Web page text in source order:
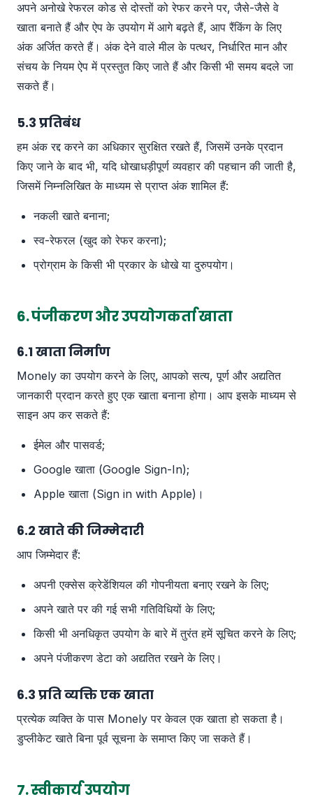
अपने अनोखे रेफरल कोड से दोस्तों को रेफर करने पर, जैसे-जैसे वे
खाता बनाते हैं और ऐप के उपयोग में आगे बढ़ते हैं, आप रैंकिंग के लिए
अंक अर्जित करते हैं। अंक देने वाले मील के पत्थर, निर्धारित मान और
संचय के नियम ऐप में प्रस्तुत किए जाते हैं और किसी भी समय बदले जा
सकते हैं।
5.3 प्रतिबंध
हम अंक रद्द करने का अधिकार सुरक्षित रखते हैं, जिसमें उनके प्रदान
किए जाने के बाद भी, यदि धोखाधड़ीपूर्ण व्यवहार की पहचान की जाती है,
जिसमें निम्नलिखित के माध्यम से प्राप्त अंक शामिल हैं:
नकली खाते बनाना;
स्व-रेफरल (खुद को रेफर करना);
प्रोग्राम के किसी भी प्रकार के धोखे या दुरुपयोग।
6. पंजीकरण और उपयोगकर्ता खाता
6.1 खाता निर्माण
Monely का उपयोग करने के लिए, आपको सत्य, पूर्ण और अद्यतित
जानकारी प्रदान करते हुए एक खाता बनाना होगा। आप इसके माध्यम से
साइन अप कर सकते हैं:
ईमेल और पासवर्ड;
Google खाता (Google Sign-In);
Apple खाता (Sign in with Apple)।
6.2 खाते की जिम्मेदारी
आप जिम्मेदार हैं:
अपनी एक्सेस क्रेडेंशियल की गोपनीयता बनाए रखने के लिए;
अपने खाते पर की गई सभी गतिविधियों के लिए;
किसी भी अनधिकृत उपयोग के बारे में तुरंत हमें सूचित करने के लिए;
अपने पंजीकरण डेटा को अद्यतित रखने के लिए।
6.3 प्रति व्यक्ति एक खाता
प्रत्येक व्यक्ति के पास Monely पर केवल एक खाता हो सकता है।
डुप्लीकेट खाते बिना पूर्व सूचना के समाप्त किए जा सकते हैं।
7. स्वीकार्य उपयोग